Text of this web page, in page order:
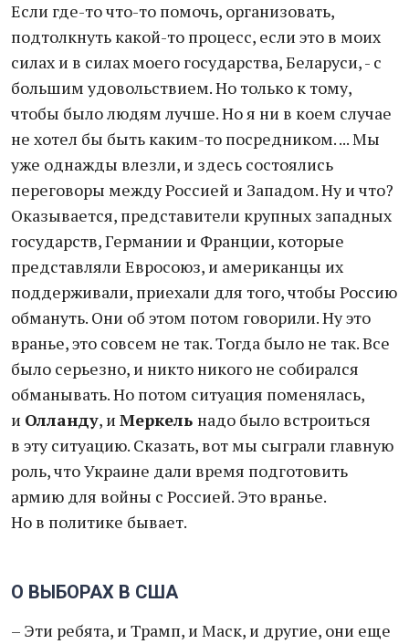
Если где-то что-то помочь, организовать,
подтолкнуть какой-то процесс, если это в моих
силах и в силах моего государства, Беларуси, - с
большим удовольствием. Но только к тому,
чтобы было людям лучше. Но я ни в коем случае
не хотел бы быть каким-то посредником. ... Мы
уже однажды влезли, и здесь состоялись
переговоры между Россией и Западом. Ну и что?
Оказывается, представители крупных западных
государств, Германии и Франции, которые
представляли Евросоюз, и американцы их
поддерживали, приехали для того, чтобы Россию
обмануть. Они об этом потом говорили. Ну это
вранье, это совсем не так. Тогда было не так. Все
было серьезно, и никто никого не собирался
обманывать. Но потом ситуация поменялась,
и Олланду, и Меркель надо было встроиться
в эту ситуацию. Сказать, вот мы сыграли главную
роль, что Украине дали время подготовить
армию для войны с Россией. Это вранье.
Но в политике бывает.
О ВЫБОРАХ В США
– Эти ребята, и Трамп, и Маск, и другие, они еще